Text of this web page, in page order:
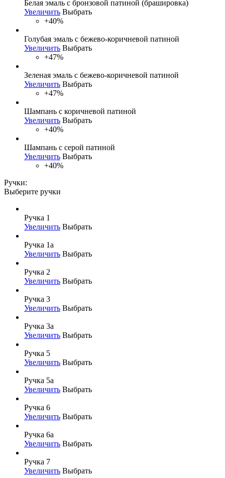
Белая эмаль с бронзовой патиной (брашировка)
Увеличить Выбрать
+40%
Голубая эмаль с бежево-коричневой патиной
Увеличить Выбрать
+47%
Зеленая эмаль с бежево-коричневой патиной
Увеличить Выбрать
+47%
Шампань с коричневой патиной
Увеличить Выбрать
+40%
Шампань с серой патиной
Увеличить Выбрать
+40%
Ручки:
Выберите ручки
Ручка 1
Увеличить Выбрать
Ручка 1а
Увеличить Выбрать
Ручка 2
Увеличить Выбрать
Ручка 3
Увеличить Выбрать
Ручка 3а
Увеличить Выбрать
Ручка 5
Увеличить Выбрать
Ручка 5а
Увеличить Выбрать
Ручка 6
Увеличить Выбрать
Ручка 6а
Увеличить Выбрать
Ручка 7
Увеличить Выбрать